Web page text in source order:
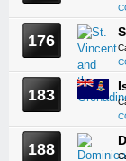
176
183
188